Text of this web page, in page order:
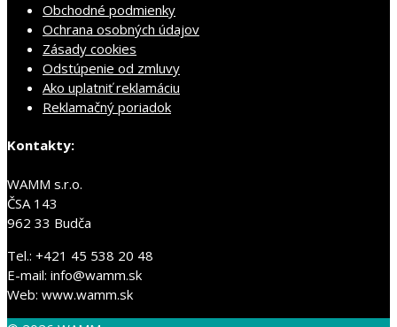
Obchodné podmienky
Ochrana osobných údajov
Zásady cookies
Odstúpenie od zmluvy
Ako uplatniť reklamáciu
Reklamačný poriadok
Kontakty:
WAMM s.r.o.
ČSA 143
962 33 Budča
Tel.: +421 45 538 20 48
E-mail: info@wamm.sk
Web: www.wamm.sk